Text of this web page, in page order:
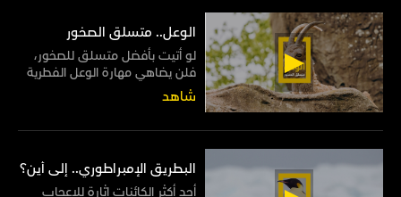
الوعل.. متسلق الصخور
لو أتيت بأفضل متسلق للصخور،
فلن يضاهي مهارة الوعل الفطرية
في السير على المنحدرات الصخرية
بكل سهولة وأريحية
شاهد
البطريق الإمبراطوري.. إلى أين؟
أحد أكثر الكائنات إثارة للإعجاب